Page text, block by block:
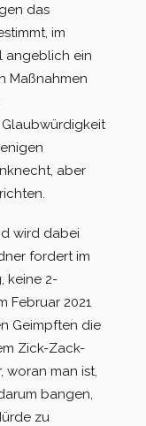
das
im
angeblich ein
Maßnahmen
aber
wird dabei
fordert im
keine 2-
Februar 2021
Geimpften die
Zick-Zack-
woran man ist,
bangen,
zu